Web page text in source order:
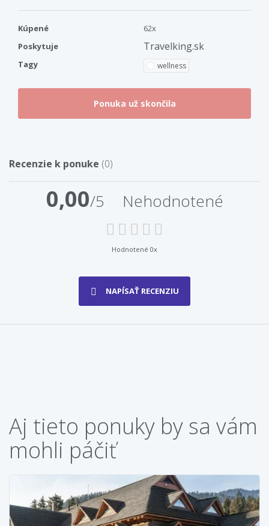
Kúpené
62x
Poskytuje
Travelking.sk
Tagy wellness
Recenzie k ponuke (0)
0,00/5 Nehodnotené
Hodnotené 0x
NAPÍSAŤ RECENZIU
Aj tieto ponuky by sa vám
mohli páčiť